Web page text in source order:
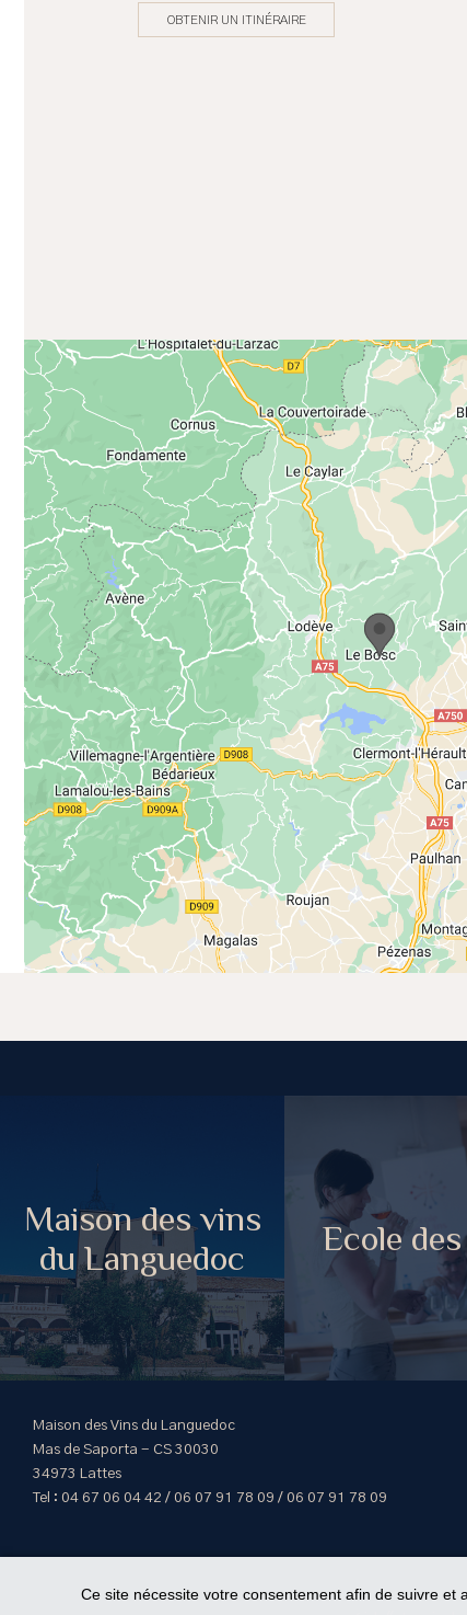
OBTENIR UN ITINÉRAIRE
Maison des vins
du Languedoc
Ecole
Maison des Vins du Languedoc
Mas de Saporta - CS 30030
34973 Lattes
Tel : 04 67 06 04 42 / 06 07 91 78 09 / 06 07 91 78 09
Ce site nécessite votre consentement afin de suivre et